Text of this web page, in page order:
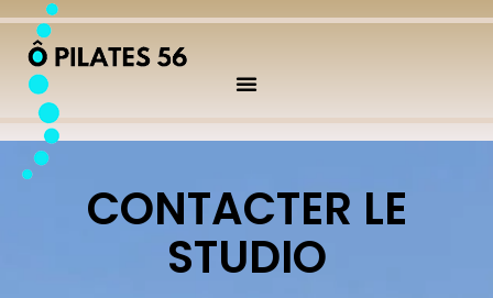
CONTACTER LE
STUDIO